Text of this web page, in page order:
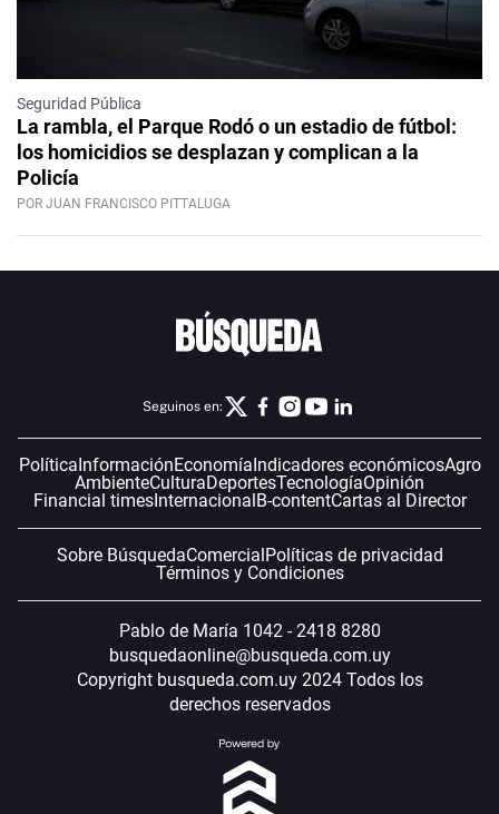
Seguridad Pública
La rambla, el Parque Rodó o un estadio de fútbol:
los homicidios se desplazan y complican a la
Policía
POR JUAN FRANCISCO PITTALUGA
Seguinos en:
Política InformaciónEconomía Indicadores económicosAgro
AmbienteCulturaDeportesTecnologíaOpinión
Financial timesInternacional B-contentCartas al Director
Sobre BúsquedaComercial Políticas de privacidad
Términos y Condiciones
Pablo de María 1042 - 2418 8280
busquedaonline@busqueda.com.uy
Copyright busqueda.com.uy 2024 Todos los
derechos reservados